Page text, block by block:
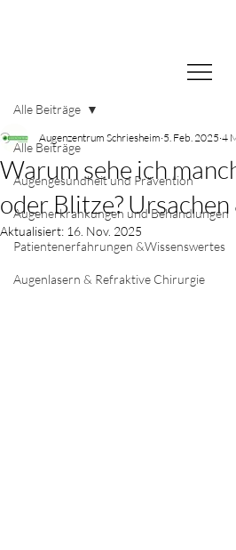
Alle Beiträge
Augengesundheit und Prävention
Augenerkrankungen und Behandlungen
Patientenerfahrungen &Wissenswertes
Augenlasern & Refraktive Chirurgie
Alle Beiträge
Warum sehe ich
oder Blitze?
Augenzentrum Schriesheim 5. Feb. 2025 4
Aktualisiert: 16. Nov. 2025